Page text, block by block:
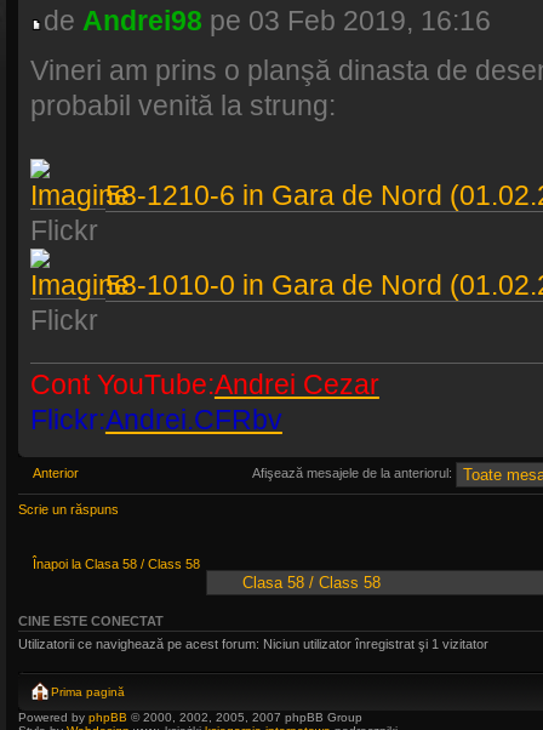
de Andrei98 pe 03 Feb 2019, 16:16
Vineri am prins o planşă dinasta de
probabil venită la strung:
58-1210-6 in Gara de Nord
Flickr
58-1010-0 in Gara de Nord
Flickr
Cont YouTube:Andrei Cezar
Flickr:Andrei.CFRbv
Anterior Afişează mesajele de la anteriorul:
Scrie un răspuns
Înapoi la Clasa 58 / Class 58
CINE ESTE CONECTAT
Utilizatorii ce navighează pe acest forum: Niciun utilizator înregistrat şi 1 vizitator
Prima pagină
Powered by phpBB © 2000, 2002, 2005, 2007 phpBB Group